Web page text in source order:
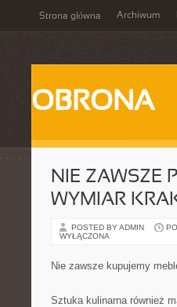
Strona główna Archiwum
OBRONA
NIE ZAWSZE
WYMIAR
POSTED BY ADMIN
WYŁĄCZONA
Nie zawsze kupujemy
Sztuka kulinarna również